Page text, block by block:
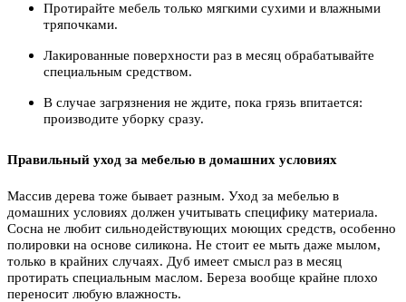
Протирайте мебель только мягкими сухими и влажными
тряпочками.
Лакированные поверхности раз в месяц обрабатывайте
специальным средством.
В случае загрязнения не ждите, пока грязь впитается:
производите уборку сразу.
Правильный уход за мебелью в домашних условиях
Массив дерева тоже бывает разным. Уход за мебелью в
домашних условиях должен учитывать специфику материала.
Сосна не любит сильнодействующих моющих средств, особенно
полировки на основе силикона. Не стоит ее мыть даже мылом,
только в крайних случаях. Дуб имеет смысл раз в месяц
протирать специальным маслом. Береза вообще крайне плохо
переносит любую влажность.